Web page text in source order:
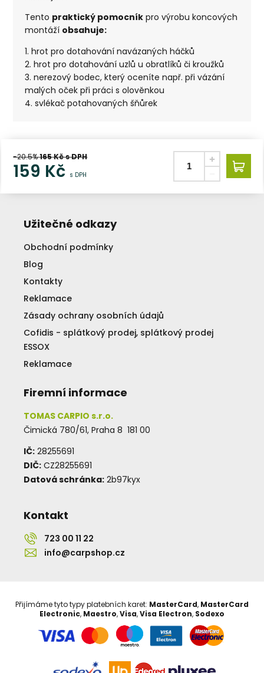
Tento praktický pomocník pro výrobu koncových
montáží obsahuje:
1. hrot pro dotahování navázaných háčků
2. hrot pro dotahování uzlů u obratlíků či kroužků
3. nerezový bodec, který oceníte např. při vázání
malých oček při práci s olověnkou
4. svlékač potahovaných šňůrek
-20.5%165Kč s DPH
159 Kč s DPH
Užitečné odkazy
Obchodní podmínky
Blog
Kontakty
Reklamace
Zásady ochrany osobních údajů
Cofidis - splátkový prodej, splátkový prodej
ESSOX
Reklamace
Firemní informace
TOMAS CARPIO s.r.o.
Čimická 780/61, Praha 8 181 00
IČ: 28255691
DIČ: CZ28255691
Datová schránka: 2b97kyx
Kontakt
723 00 11 22
info@carpshop.cz
Přijímáme tyto typy platebních karet: MasterCard, MasterCard
Electronic, Maestro,Visa,Visa Electron, Sodexo